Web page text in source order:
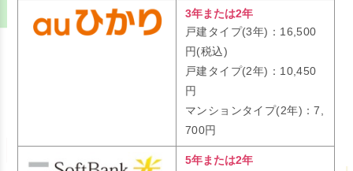
3年または2年
戸建タイプ(3年)：16,500
円(税込)
戸建タイプ(2年)：10,450
円
マンションタイプ(2年)：7,
700円
5年または2年